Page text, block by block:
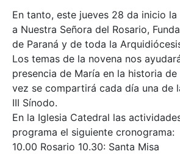
En tanto, este jueves 28 da inicio
a Nuestra Señora del Rosario,
de Paraná y de toda la
Los temas de la novena nos
presencia de María en la historia
vez se compartirá cada día una de
III Sínodo.
En la Iglesia Catedral las
programa el siguiente cronograma:
10.00 Rosario 10.30: Santa Misa